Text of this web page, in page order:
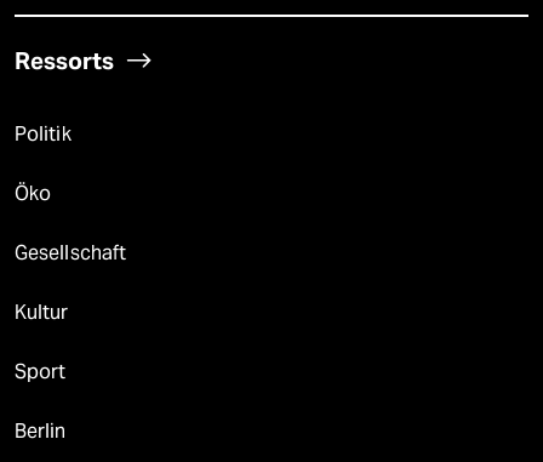
Ressorts
Politik
Öko
Gesellschaft
Kultur
Sport
Berlin